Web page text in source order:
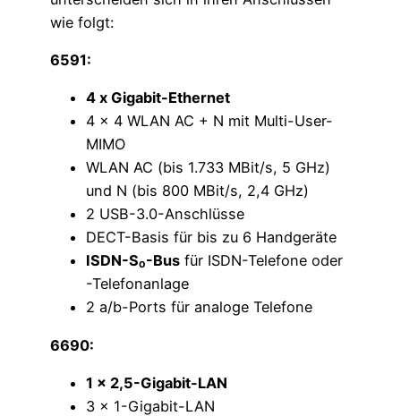
wie folgt:
6591:
4 x Gigabit-Ethernet
4 x 4 WLAN AC + N mit Multi-User-
MIMO
WLAN AC (bis 1.733 MBit/s, 5 GHz)
und N (bis 800 MBit/s, 2,4 GHz)
2 USB-3.0-Anschlüsse
DECT-Basis für bis zu 6 Handgeräte
ISDN-S₀-Bus für ISDN-Telefone oder
-Telefonanlage
2 a/b-Ports für analoge Telefone
6690:
1 x 2,5-Gigabit-LAN
3 x 1-Gigabit-LAN